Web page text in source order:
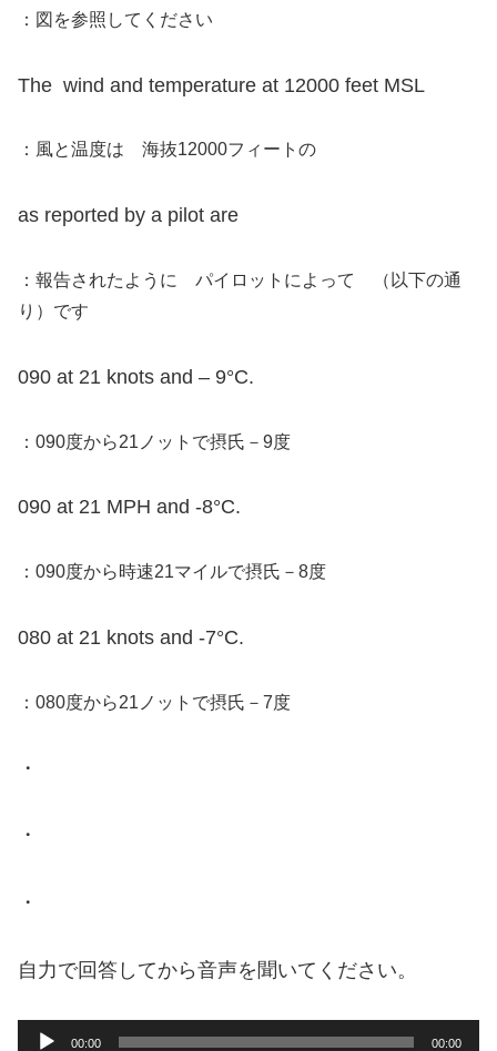
：図を参照してください
The wind and temperature at 12000 feet MSL
：風と温度は 海抜12000フィートの
as reported by a pilot are
：報告されたように パイロットによって （以下の通
り）です
090 at 21 knots and – 9°C.
：090度から21ノットで摂氏－9度
090 at 21 MPH and -8°C.
：090度から時速21マイルで摂氏－8度
080 at 21 knots and -7°C.
：080度から21ノットで摂氏－7度
・
・
・
自力で回答してから音声を聞いてください。
00:00 00:00